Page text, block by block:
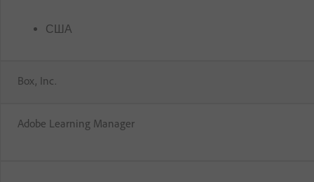
США
Box, Inc.
Adobe Learning Manager